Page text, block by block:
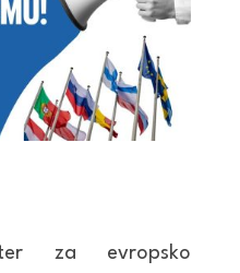
za evropsko